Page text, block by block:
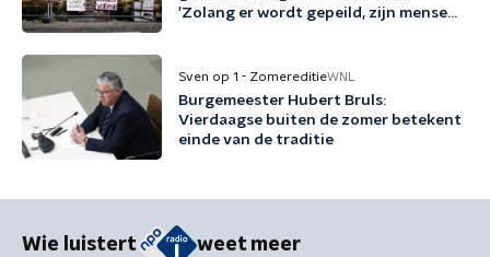
'Zolang er wordt gepeild, zijn mensen
Sven op 1 - ZomereditieWNL
Burgemeester Hubert Bruls:
Vierdaagse buiten de zomer betekent
einde van de traditie
Wie luistert weet meer